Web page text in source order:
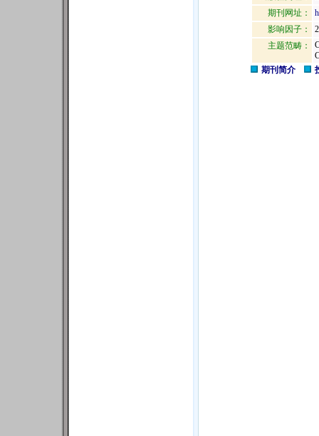
期刊网址：
影响因子：
主题范畴：
期刊简介